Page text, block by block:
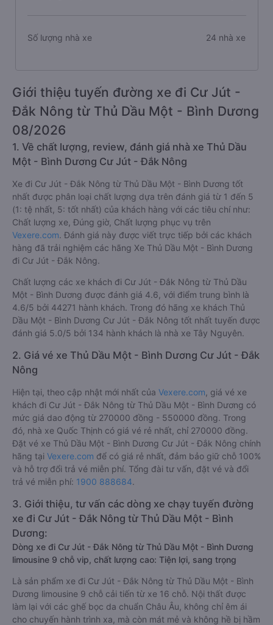
Số lượng nhà xe 24 nhà xe
Giới thiệu tuyến đường xe đi Cư Jút -
Đắk Nông từ Thủ Dầu Một - Bình Dương
08/2026
1. Về chất lượng, review, đánh giá nhà xe Thủ Dầu
Một - Bình Dương Cư Jút - Đắk Nông
Xe đi Cư Jút - Đắk Nông từ Thủ Dầu Một - Bình Dương tốt
nhất được phân loại chất lượng dựa trên đánh giá từ 1 đến 5
(1: tệ nhất, 5: tốt nhất) của khách hàng với các tiêu chí như:
Chất lượng xe, Đúng giờ, Chất lượng phục vụ trên
Vexere.com. Đánh giá này được viết trực tiếp bởi các khách
hàng đã trải nghiệm các hãng Xe Thủ Dầu Một - Bình Dương
đi Cư Jút - Đắk Nông.
Chất lượng các xe khách đi Cư Jút - Đắk Nông từ Thủ Dầu
Một - Bình Dương được đánh giá 4.6, với điểm trung bình là
4.6/5 bởi 44271 hành khách. Trong đó hãng xe khách Thủ
Dầu Một - Bình Dương Cư Jút - Đắk Nông tốt nhất tuyến được
đánh giá 5.0/5 bởi 134 hành khách là nhà xe Tây Nguyên.
2. Giá vé xe Thủ Dầu Một - Bình Dương Cư Jút - Đắk
Nông
Hiện tại, theo cập nhật mới nhất của Vexere.com , giá vé xe
khách đi Cư Jút - Đắk Nông từ Thủ Dầu Một - Bình Dương có
mức giá dao động từ 270000 đồng - 550000 đồng. Trong
đó, nhà xe Quốc Thịnh có giá vé rẻ nhất, chỉ 270000 đồng.
Đặt vé xe Thủ Dầu Một - Bình Dương Cư Jút - Đắk Nông chính
hãng tại Vexere.com để có giá rẻ nhất, đảm bảo giữ chỗ 100%
và hỗ trợ đổi trả vé miễn phí. Tổng đài tư vấn, đặt vé và đổi
trả vé miễn phí: 1900 888684.
3. Giới thiệu, tư vấn các dòng xe chạy tuyến đường
xe đi Cư Jút - Đắk Nông từ Thủ Dầu Một - Bình
Dương:
Dòng xe đi Cư Jút - Đắk Nông từ Thủ Dầu Một - Bình Dương
limousine 9 chỗ vip, chất lượng cao: Tiện lợi, sang trọng
Là sản phẩm xe đi Cư Jút - Đắk Nông từ Thủ Dầu Một - Bình
Dương limousine 9 chỗ cải tiến từ xe 16 chỗ. Nội thất được
làm lại với các ghế bọc da chuẩn Châu Âu, không chỉ êm ái
cho chuyến hành trình xa, mà còn mát mẻ và không hề bị hầm